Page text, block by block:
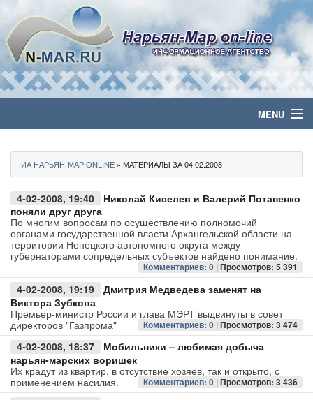
MENU
Политика
Бизнес
Общество
Медиа
Авто
Спорт
ИА НАРЬЯН-МАР ONLINE » МАТЕРИАЛЫ ЗА 04.02.2008
4-02-2008, 19:40
Николай Киселев и Валерий Потапенко
поняли друг друга
По многим вопросам по осуществлению полномочий
органами государственной власти Архангельской области на
территории Ненецкого автономного округа между
губернаторами сопредельных субъектов найдено понимание.
Комментариев: 0 |Просмотров: 5 391
4-02-2008, 19:19
Дмитрия Медведева заменят на
Виктора Зубкова
Премьер-министр России и глава МЭРТ выдвинуты в совет
директоров "Газпрома"
Комментариев: 0 |Просмотров: 3 474
4-02-2008, 18:37
Мобильники – любимая добыча
нарьян-марских воришек
Их крадут из квартир, в отсутствие хозяев, так и открыто, с
применением насилия.
Комментариев: 0 |Просмотров: 3 436